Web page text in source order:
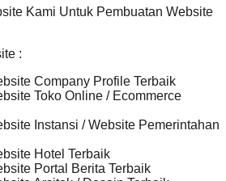
Kami Untuk Pembuatan Website
:
Company Profile Terbaik
Toko Online / Ecommerce
Instansi / Website Pemerintahan
Hotel Terbaik
Portal Berita Terbaik